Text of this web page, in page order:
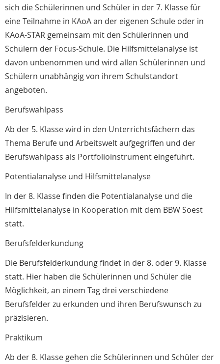
sich die Schülerinnen und Schüler in der 7. Klasse für
eine Teilnahme in KAoA an der eigenen Schule oder in
KAoA-STAR gemeinsam mit den Schülerinnen und
Schülern der Focus-Schule. Die Hilfsmittelanalyse ist
davon unbenommen und wird allen Schülerinnen und
Schülern unabhängig von ihrem Schulstandort
angeboten.
Berufswahlpass
Ab der 5. Klasse wird in den Unterrichtsfächern das
Thema Berufe und Arbeitswelt aufgegriffen und der
Berufswahlpass als Portfolioinstrument eingeführt.
Potentialanalyse und Hilfsmittelanalyse
In der 8. Klasse finden die Potentialanalyse und die
Hilfsmittelanalyse in Kooperation mit dem BBW Soest
statt.
Berufsfelderkundung
Die Berufsfelderkundung findet in der 8. oder 9. Klasse
statt. Hier haben die Schülerinnen und Schüler die
Möglichkeit, an einem Tag drei verschiedene
Berufsfelder zu erkunden und ihren Berufswunsch zu
präzisieren.
Praktikum
Ab der 8. Klasse gehen die Schülerinnen und Schüler der